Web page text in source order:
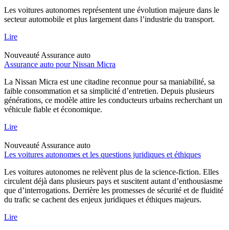
Les voitures autonomes représentent une évolution majeure dans le
secteur automobile et plus largement dans l’industrie du transport.
Lire
Nouveauté Assurance auto
Assurance auto pour Nissan Micra
La Nissan Micra est une citadine reconnue pour sa maniabilité, sa
faible consommation et sa simplicité d’entretien. Depuis plusieurs
générations, ce modèle attire les conducteurs urbains recherchant un
véhicule fiable et économique.
Lire
Nouveauté Assurance auto
Les voitures autonomes et les questions juridiques et éthiques
Les voitures autonomes ne relèvent plus de la science-fiction. Elles
circulent déjà dans plusieurs pays et suscitent autant d’enthousiasme
que d’interrogations. Derrière les promesses de sécurité et de fluidité
du trafic se cachent des enjeux juridiques et éthiques majeurs.
Lire